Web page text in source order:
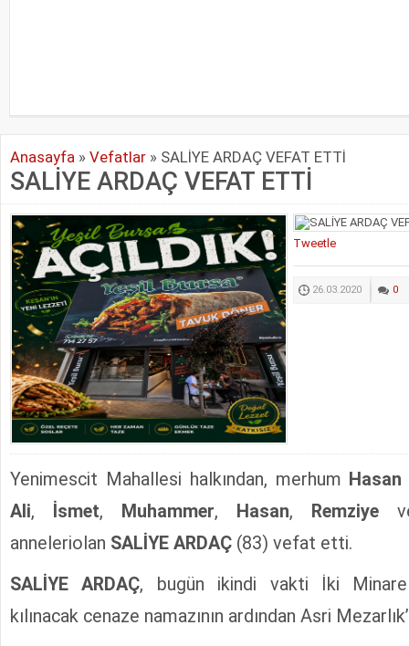
Anasayfa » Vefatlar » SALİYE ARDAÇ VEFAT ETTİ
SALİYE ARDAÇ VEFAT ETTİ
Tweetle
26.03.2020 0
Yenimescit Mahallesi halkından, merhum
Ali, İsmet, Muhammer, Hasan, Remziye
anneleriolan SALİYE ARDAÇ (83) vefat etti.
SALİYE ARDAÇ, bugün ikindi vakti İki
kılınacak cenaze namazının ardından Asri